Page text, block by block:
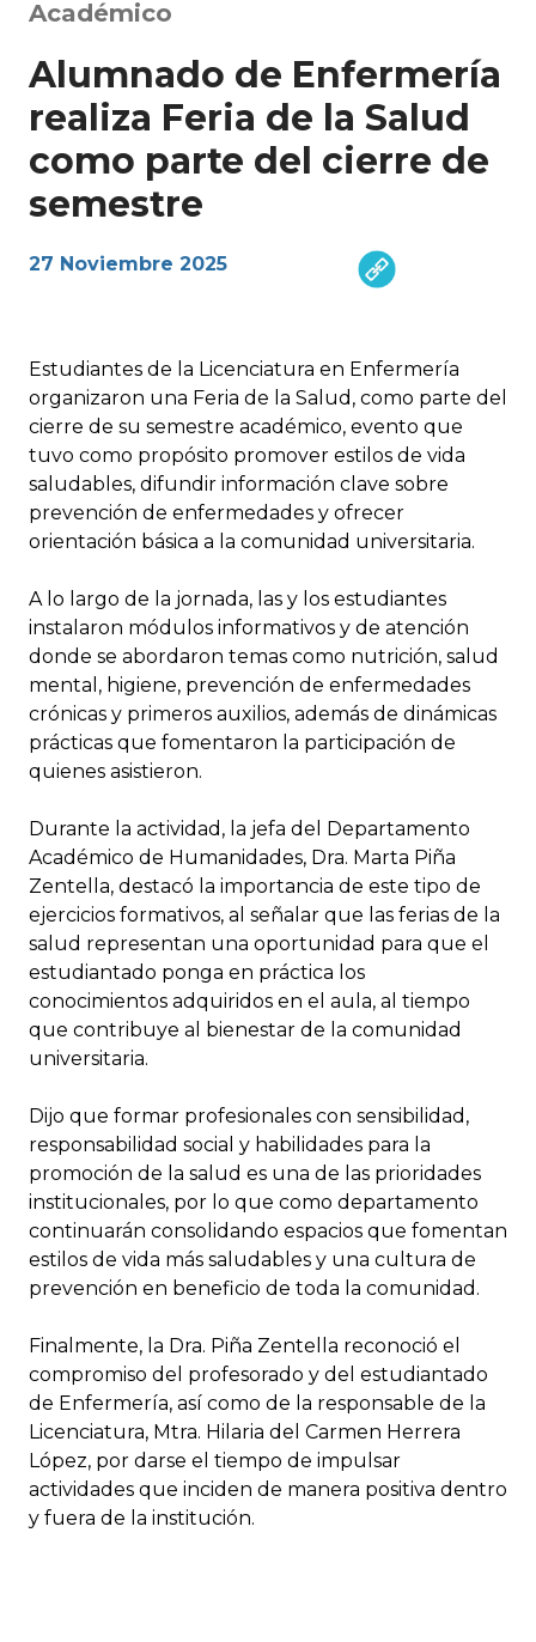
Académico
Alumnado de Enfermería
realiza Feria de la Salud
como parte del cierre de
semestre
27 Noviembre 2025
Estudiantes de la Licenciatura en Enfermería
organizaron una Feria de la Salud, como parte del
cierre de su semestre académico, evento que
tuvo como propósito promover estilos de vida
saludables, difundir información clave sobre
prevención de enfermedades y ofrecer
orientación básica a la comunidad universitaria.
A lo largo de la jornada, las y los estudiantes
instalaron módulos informativos y de atención
donde se abordaron temas como nutrición, salud
mental, higiene, prevención de enfermedades
crónicas y primeros auxilios, además de dinámicas
prácticas que fomentaron la participación de
quienes asistieron.
Durante la actividad, la jefa del Departamento
Académico de Humanidades, Dra. Marta Piña
Zentella, destacó la importancia de este tipo de
ejercicios formativos, al señalar que las ferias de la
salud representan una oportunidad para que el
estudiantado ponga en práctica los
conocimientos adquiridos en el aula, al tiempo
que contribuye al bienestar de la comunidad
universitaria.
Dijo que formar profesionales con sensibilidad,
responsabilidad social y habilidades para la
promoción de la salud es una de las prioridades
institucionales, por lo que como departamento
continuarán consolidando espacios que fomentan
estilos de vida más saludables y una cultura de
prevención en beneficio de toda la comunidad.
Finalmente, la Dra. Piña Zentella reconoció el
compromiso del profesorado y del estudiantado
de Enfermería, así como de la responsable de la
Licenciatura, Mtra. Hilaria del Carmen Herrera
López, por darse el tiempo de impulsar
actividades que inciden de manera positiva dentro
y fuera de la institución.